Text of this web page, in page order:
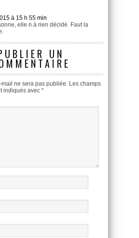
à 15 h 55 min
elle n à rien décidé. Faut la
UN
mail ne sera pas publiée. Les champs
indiqués avec *